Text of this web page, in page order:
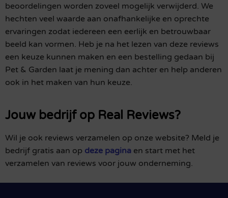
beoordelingen worden zoveel mogelijk verwijderd. We
hechten veel waarde aan onafhankelijke en oprechte
ervaringen zodat iedereen een eerlijk en betrouwbaar
beeld kan vormen. Heb je na het lezen van deze reviews
een keuze kunnen maken en een bestelling gedaan bij
Pet & Garden laat je mening dan achter en help anderen
ook in het maken van hun keuze.
Jouw bedrijf op Real Reviews?
Wil je ook reviews verzamelen op onze website? Meld je
bedrijf gratis aan op deze pagina en start met het
verzamelen van reviews voor jouw onderneming.